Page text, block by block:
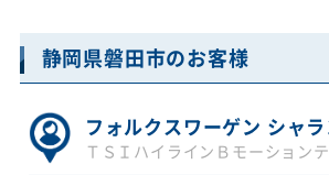
静岡県磐田市のお客様
フォルクスワーゲン シャラ
ＴＳＩハイラインＢモーション